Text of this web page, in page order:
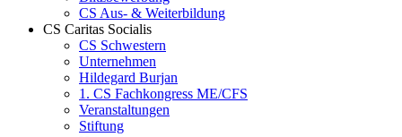
CS Aus- & Weiterbildung
CS Caritas Socialis
CS Schwestern
Unternehmen
Hildegard Burjan
1. CS Fachkongress ME/CFS
Veranstaltungen
Stiftung